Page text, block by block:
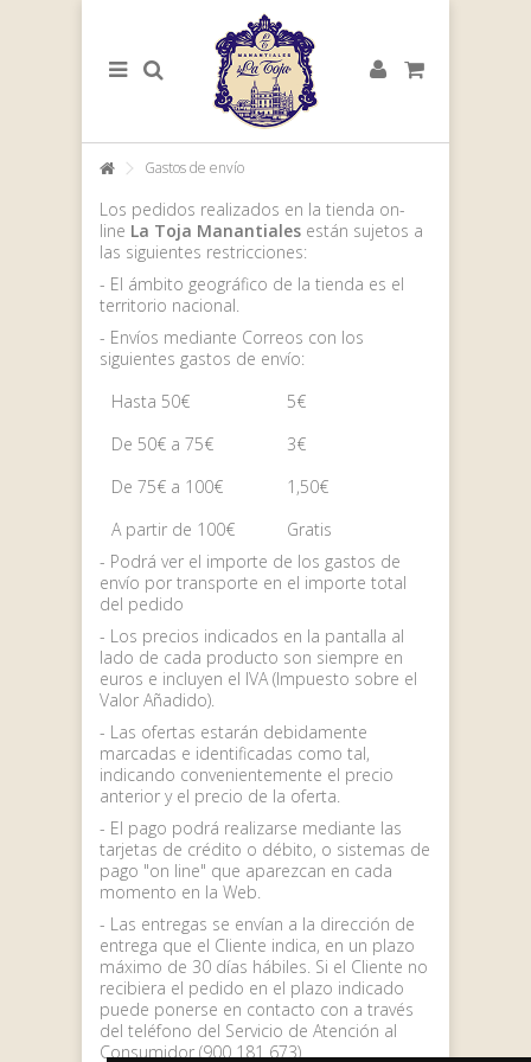
Gastos de envío
Los pedidos realizados en la tienda on-
line La Toja Manantiales están sujetos a
las siguientes restricciones:
- El ámbito geográfico de la tienda es el
territorio nacional.
- Envíos mediante Correos con los
siguientes gastos de envío:
Hasta 50€
5€
De 50€ a 75€
3€
De 75€ a 100€
1,50€
A partir de 100€
Gratis
- Podrá ver el importe de los gastos de
envío por transporte en el importe total
del pedido
- Los precios indicados en la pantalla al
lado de cada producto son siempre en
euros e incluyen el IVA (Impuesto sobre el
Valor Añadido).
- Las ofertas estarán debidamente
marcadas e identificadas como tal,
indicando convenientemente el precio
anterior y el precio de la oferta.
- El pago podrá realizarse mediante las
tarjetas de crédito o débito, o sistemas de
pago "on line" que aparezcan en cada
momento en la Web.
- Las entregas se envían a la dirección de
entrega que el Cliente indica, en un plazo
máximo de 30 días hábiles. Si el Cliente no
recibiera el pedido en el plazo indicado
puede ponerse en contacto con a través
del teléfono del Servicio de Atención al
Consumidor (900 181 673)